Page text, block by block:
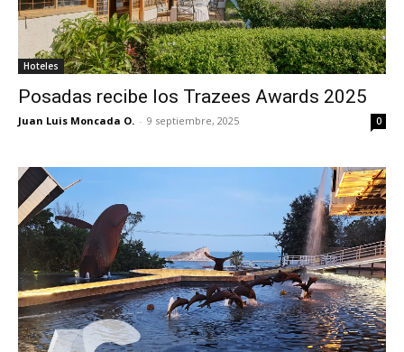
Hoteles
Posadas recibe los Trazees Awards 2025
Juan Luis Moncada O. - 9 septiembre, 2025 0